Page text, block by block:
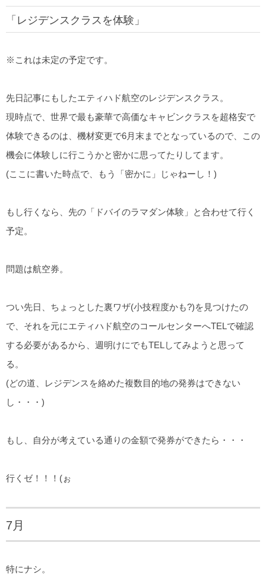
「レジデンスクラスを体験」
※これは未定の予定です。
先日記事にもしたエティハド航空のレジデンスクラス。
現時点で、世界で最も豪華で高価なキャビンクラスを超格安で
体験できるのは、機材変更で6月末までとなっているので、この
機会に体験しに行こうかと密かに思ってたりしてます。
(ここに書いた時点で、もう「密かに」じゃねーし！)
もし行くなら、先の「ドバイのラマダン体験」と合わせて行く
予定。
問題は航空券。
つい先日、ちょっとした裏ワザ(小技程度かも?)を見つけたの
で、それを元にエティハド航空のコールセンターへTELで確認
する必要があるから、週明けにでもTELしてみようと思って
る。
(どの道、レジデンスを絡めた複数目的地の発券はできない
し・・・)
もし、自分が考えている通りの金額で発券ができたら・・・
行くゼ！！！(ぉ
7月
特にナシ。